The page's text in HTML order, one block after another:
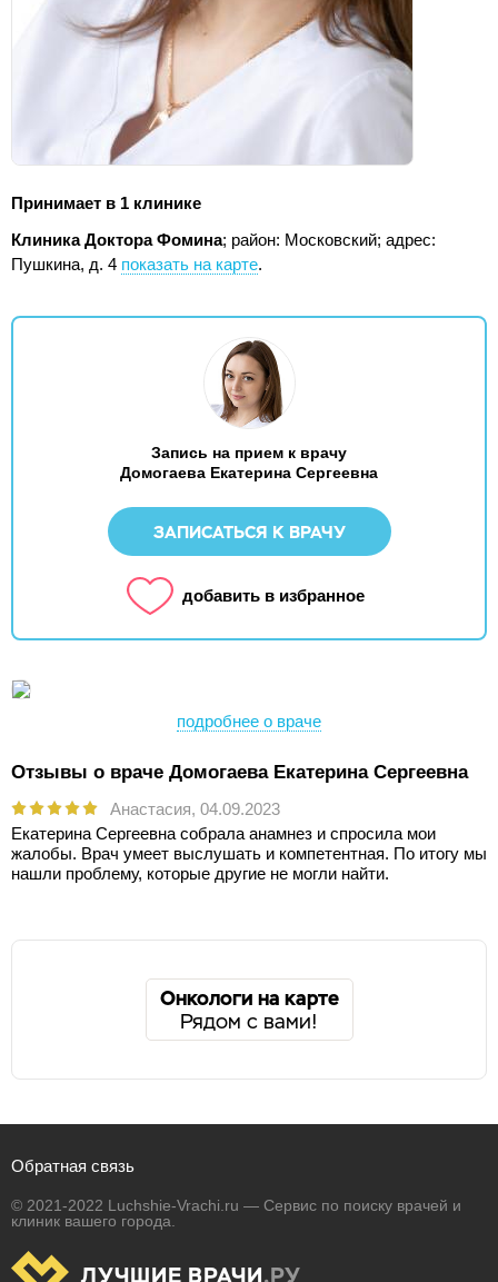
Принимает в 1 клинике
Клиника Доктора Фомина; район: Московский; адрес:
Пушкина, д. 4 показать на карте.
Запись на прием к врачу
Домогаева Екатерина Сергеевна
ЗАПИСАТЬСЯ К ВРАЧУ
добавить в избранное
подробнее о враче
Отзывы о враче Домогаева Екатерина Сергеевна
Анастасия, 04.09.2023
Екатерина Сергеевна собрала анамнез и спросила мои
жалобы. Врач умеет выслушать и компетентная. По итогу мы
нашли проблему, которые другие не могли найти.
Онкологи на карте
Рядом с вами!
Обратная связь
© 2021-2022 Luchshie-Vrachi.ru — Сервис по поиску врачей и
клиник вашего города.
ЛУЧШИЕ ВРАЧИ.РУ